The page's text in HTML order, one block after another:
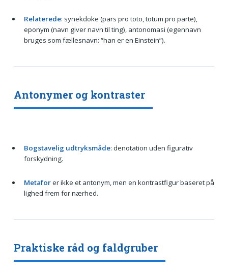
Relaterede: synekdoke (pars pro toto, totum pro parte),
eponym (navn giver navn til ting), antonomasi (egennavn
bruges som fællesnavn: “han er en Einstein”).
Antonymer og kontraster
Bogstavelig udtryksmåde: denotation uden figurativ
forskydning.
Metaforer ikke et antonym, men en kontrastfigur baseret på
lighed frem for nærhed.
Praktiske råd og faldgruber